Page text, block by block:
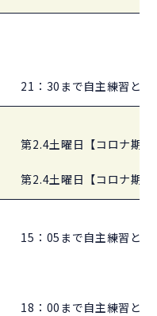
21：30まで自主練習と
第2.4土曜日【コロナ期
第2.4土曜日【コロナ期
15：05まで自主練習と
18：00まで自主練習と